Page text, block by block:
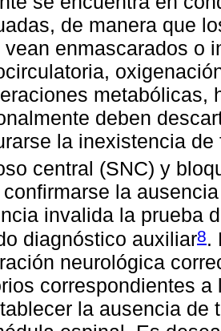
de manera que
vean enmascarados o
metabólicas,
deben
la inexistencia
central (SNC) y
confirmarse la
invalida la prueba
diagnóstico auxiliar8.
neurológica
correspondientes
la ausencia de